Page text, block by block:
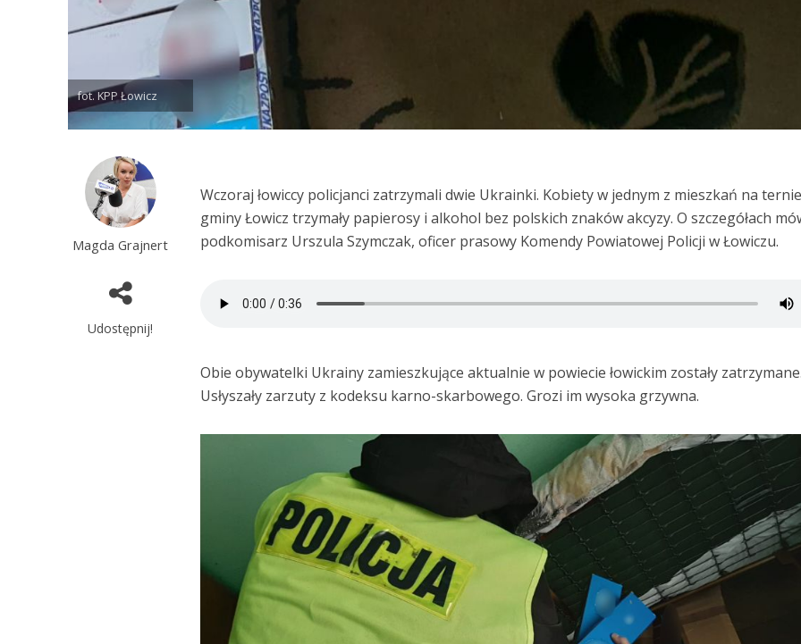
fot. KPP Łowicz
Magda Grajnert
Udostępnij!
Wczoraj łowiccy policjanci zatrzymali dwie Ukrainki. Kobiety w jednym z mieszkań na
gminy Łowicz trzymały papierosy i alkohol bez polskich znaków akcyzy. O szczegółach
podkomisarz Urszula Szymczak, oficer prasowy Komendy Powiatowej Policji w Łowiczu.
Obie obywatelki Ukrainy zamieszkujące aktualnie w powiecie łowickim zostały
Usłyszały zarzuty z kodeksu karno-skarbowego. Grozi im wysoka grzywna.